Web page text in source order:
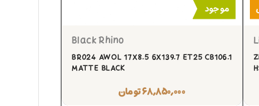
موجود
Black Rhino
BR024 AWOL 17X8.5 6X139.7 ET25 CB106.1
MATTE BLACK
۶۸,۸۵۰,۰۰۰تومان